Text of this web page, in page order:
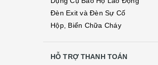
Đèn Exit và Đèn Sự Cố
Hộp, Biển Chữa Cháy
HỖ TRỢ THANH TOÁN